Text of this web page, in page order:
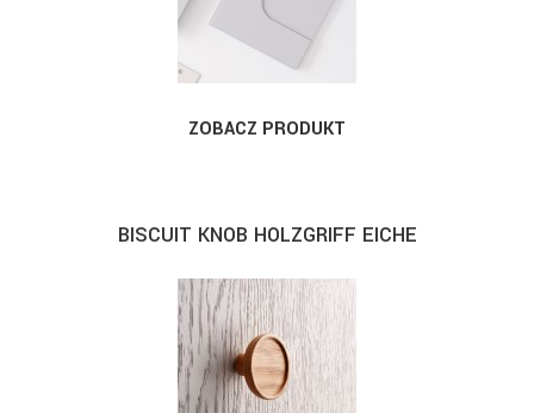
ZOBACZ PRODUKT
BISCUIT KNOB HOLZGRIFF EICHE